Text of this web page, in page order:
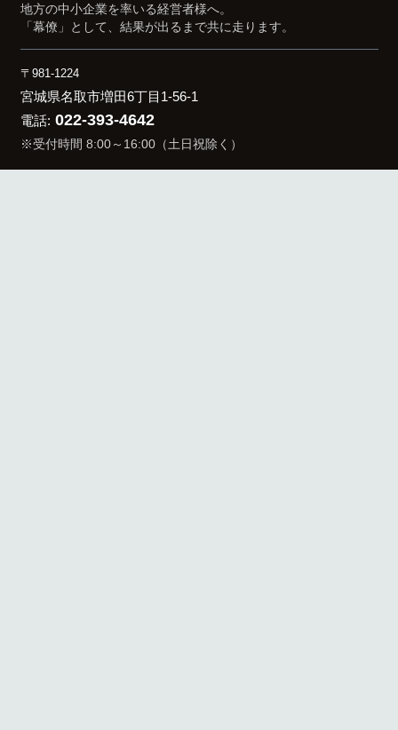
地方の中小企業を率いる経営者様へ。
「幕僚」として、結果が出るまで共に走ります。
〒981-1224
宮城県名取市増田6丁目1-56-1
電話: 022-393-4642
※受付時間 8:00～16:00（土日祝除く）